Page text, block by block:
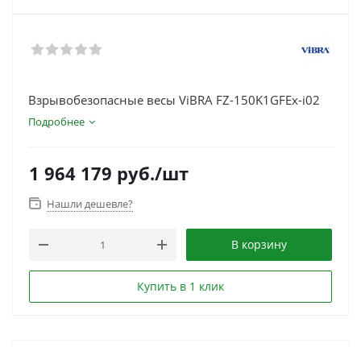
Взрывобезопасные весы ViBRA FZ-150K1GFEx-i02
Подробнее
1 964 179 руб./шт
Нашли дешевле?
В корзину
Купить в 1 клик